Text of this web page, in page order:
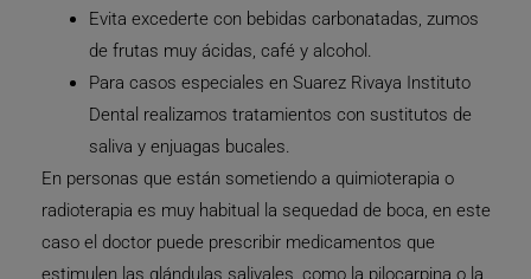
Evita excederte con bebidas carbonatadas, zumos
de frutas muy ácidas, café y alcohol.
Para casos especiales en Suarez Rivaya Instituto
Dental realizamos tratamientos con sustitutos de
saliva y enjuagas bucales.
En personas que están sometiendo a quimioterapia o
radioterapia es muy habitual la sequedad de boca, en este
caso el doctor puede prescribir medicamentos que
estimulen las glándulas salivales, como la pilocarpina o la